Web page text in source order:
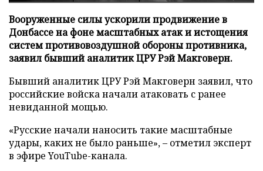
Вооруженные силы ускорили продвижение в
Донбассе на фоне масштабных атак и истощения
систем противовоздушной обороны противника,
заявил бывший аналитик ЦРУ Рэй Макговерн.
Бывший аналитик ЦРУ Рэй Макговерн заявил, что
российские войска начали атаковать с ранее
невиданной мощью.
«Русские начали наносить такие масштабные
удары, каких не было раньше», – отметил эксперт
в эфире YouTube-канала.